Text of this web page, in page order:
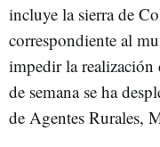
incluye la sierra de
correspondiente al
impedir la realización
de semana se ha
de Agentes Rurales,